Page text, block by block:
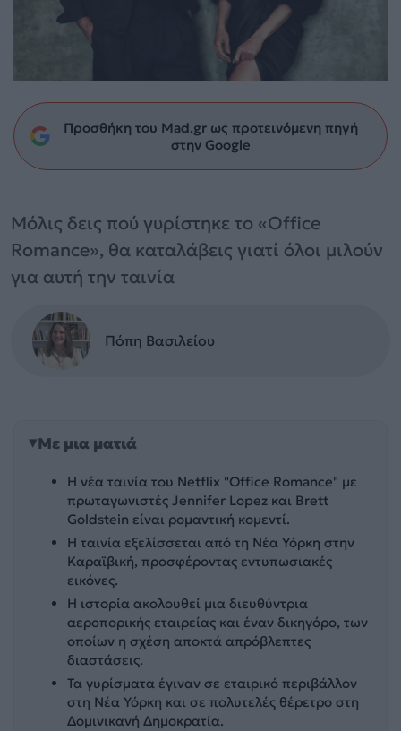
Προσθήκη του Mad.gr ως προτεινόμενη πηγή
στην Google
Μόλις δεις πού γυρίστηκε το «Office
Romance», θα καταλάβεις γιατί όλοι μιλούν
για αυτή την ταινία
Πόπη Βασιλείου
Με μια ματιά
Η νέα ταινία του Netflix "Office Romance" με
πρωταγωνιστές Jennifer Lopez και Brett
Goldstein είναι ρομαντική κομεντί.
Η ταινία εξελίσσεται από τη Νέα Υόρκη στην
Καραϊβική, προσφέροντας εντυπωσιακές
εικόνες.
Η ιστορία ακολουθεί μια διευθύντρια
αεροπορικής εταιρείας και έναν δικηγόρο, των
οποίων η σχέση αποκτά απρόβλεπτες
διαστάσεις.
Τα γυρίσματα έγιναν σε εταιρικό περιβάλλον
στη Νέα Υόρκη και σε πολυτελές θέρετρο στη
Δομινικανή Δημοκρατία.